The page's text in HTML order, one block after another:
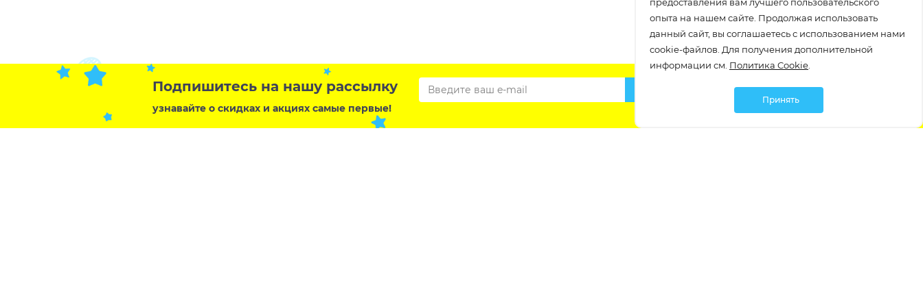
Подпишитесь на нашу рассылку
узнавайте о скидках и акциях самые первые!
опыта на нашем сайте. Продолжая использовать
данный сайт, вы соглашаетесь с использованием нами
cookie-файлов. Для получения дополнительной
информации см. Политика Cookie
Принять